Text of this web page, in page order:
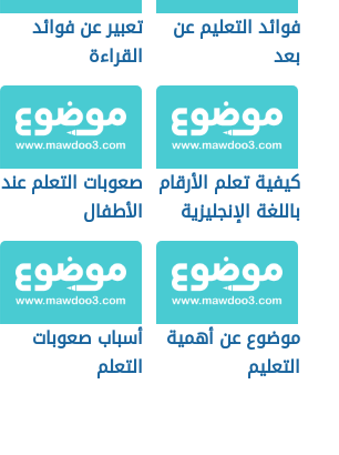
فوائد التعليم عن
بعد
تعبير عن فوائد
القراءة
كيفية تعلم الأرقام
باللغة الإنجليزية
صعوبات التعلم عند
الأطفال
موضوع عن أهمية
التعليم
أسباب صعوبات
التعلم